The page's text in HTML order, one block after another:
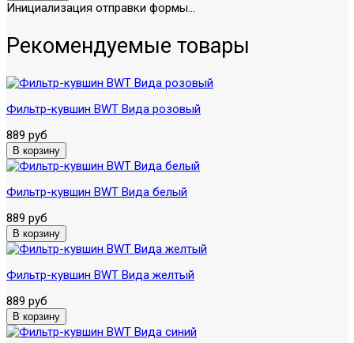
Инициализация отправки формы...
Рекомендуемые товары
Фильтр-кувшин BWT Вида розовый
889 руб
Фильтр-кувшин BWT Вида белый
889 руб
Фильтр-кувшин BWT Вида желтый
889 руб